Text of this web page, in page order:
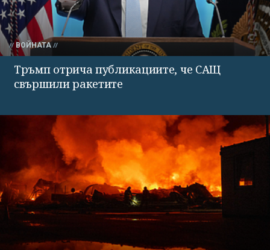
ВОЙНАТА
Тръмп отрича публикациите, че САЩ
свършили ракетите